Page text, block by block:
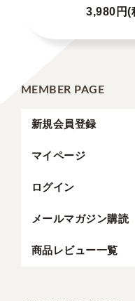
3,980円(
MEMBER PAGE
新規会員登録
マイページ
ログイン
メールマガジン購読
商品レビュー一覧